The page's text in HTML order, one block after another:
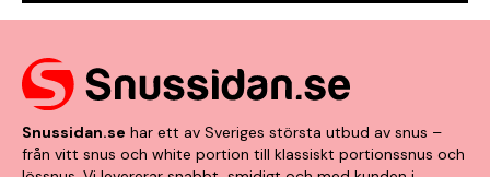
Snussidan.se har ett av Sveriges största utbud av snus –
från vitt snus och white portion till klassiskt portionssnus och